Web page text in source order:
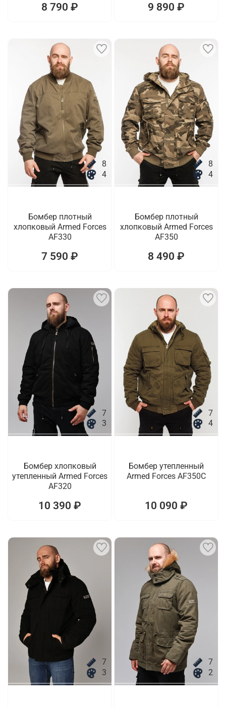
8 790 ₽ 9 890 ₽
8
4
Бомбер плотный
хлопковый Armed Forces
AF330
7 590 ₽
8
4
Бомбер плотный
хлопковый Armed Forces
AF350
8 490 ₽
7
3
Бомбер хлопковый
утепленный Armed Forces
AF320
10 390 ₽
7
4
Бомбер утепленный
Armed Forces AF350C
10 090 ₽
7
3
7
2